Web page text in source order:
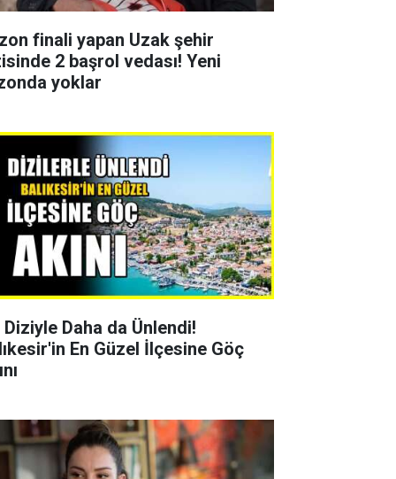
finali yapan Uzak şehir
2 başrol vedası! Yeni
yoklar
Daha da Ünlendi!
En Güzel İlçesine Göç